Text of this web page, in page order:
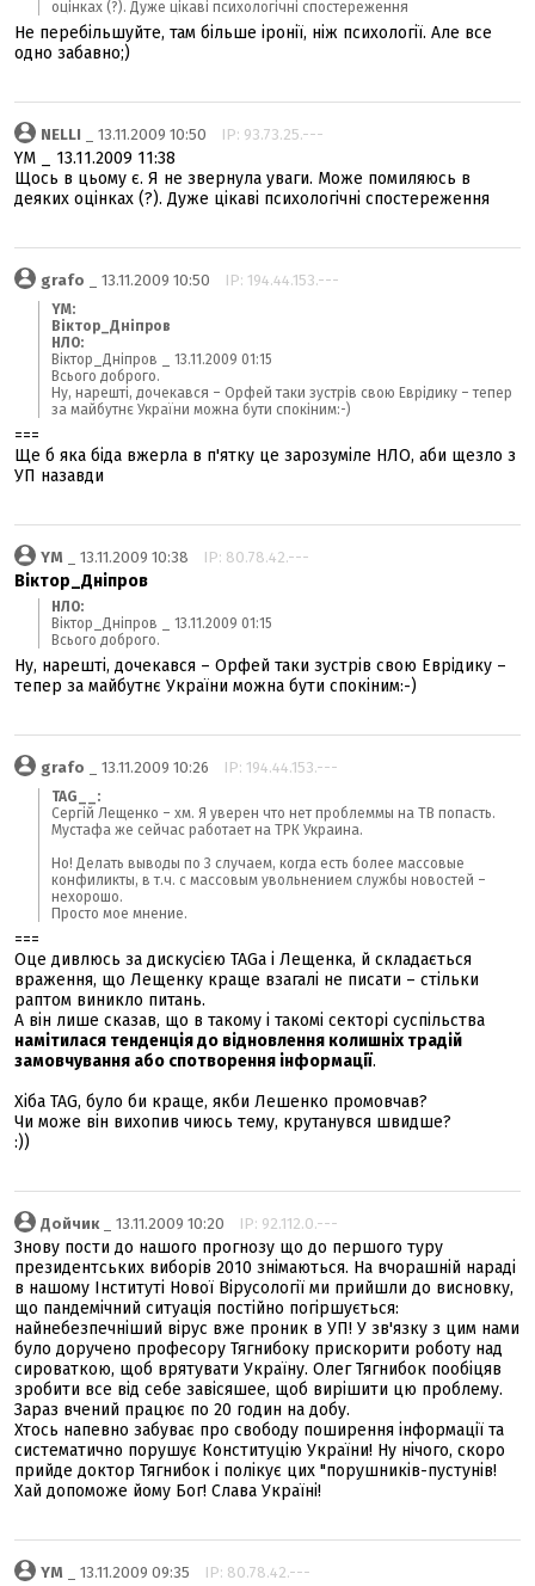
оцінках (?). Дуже цікаві психологічні спостереження
Не перебільшуйте, там більше іронії, ніж психології. Але все
одно забавно;)
NELLI _ 13.11.2009 10:50 IP: 93.73.25.---
YM _ 13.11.2009 11:38
Щось в цьому є. Я не звернула уваги. Може помиляюсь в
деяких оцінках (?). Дуже цікаві психологічні спостереження
grafo _ 13.11.2009 10:50 IP: 194.44.153.---
YM:
Віктор_Дніпров
НЛО:
Віктор_Дніпров _ 13.11.2009 01:15
Всього доброго.
Ну, нарешті, дочекався – Орфей таки зустрів свою Еврідику – тепер
за майбутнє України можна бути спокіним:-)
===
Ще б яка біда вжерла в п'ятку це зарозуміле НЛО, аби щезло з
УП назавди
YM _ 13.11.2009 10:38 IP: 80.78.42.---
Віктор_Дніпров
НЛО:
Віктор_Дніпров _ 13.11.2009 01:15
Всього доброго.
Ну, нарешті, дочекався – Орфей таки зустрів свою Еврідику –
тепер за майбутнє України можна бути спокіним:-)
grafo _ 13.11.2009 10:26 IP: 194.44.153.---
TAG__:
Сергій Лещенко – хм. Я уверен что нет проблеммы на ТВ попасть.
Мустафа же сейчас работает на ТРК Украина.
Но! Делать выводы по 3 случаем, когда есть более массовые
конфиликты, в т.ч. с массовым увольнением службы новостей –
нехорошо.
Просто мое мнение.
===
Оце дивлюсь за дискусією TAGа і Лещенка, й складається
враження, що Лещенку краще взагалі не писати – стільки
раптом виникло питань.
А він лише сказав, що в такому і такомі секторі суспільства
намітилася тенденція до відновлення колишніх традій
замовчування або спотворення інформації.
Хіба TAG, було би краще, якби Лешенко промовчав?
Чи може він вихопив чиюсь тему, крутанувся швидше?
:))
Дойчик_ 13.11.2009 10:20 IP: 92.112.0.---
Знову пости до нашого прогнозу що до першого туру
президентських виборів 2010 знімаються. На вчорашній нараді
в нашому Інституті Нової Вірусології ми прийшли до висновку,
що пандемічний ситуація постійно погіршується:
найнебезпечніший вірус вже проник в УП! У зв'язку з цим нами
було доручено професору Тягнибоку прискорити роботу над
сироваткою, щоб врятувати Україну. Олег Тягнибок пообіцяв
зробити все від себе завісяшее, щоб вирішити цю проблему.
Зараз вчений працює по 20 годин на добу.
Хтось напевно забуває про свободу поширення інформації та
систематично порушує Конституцію України! Ну нічого, скоро
прийде доктор Тягнибок і полікує цих "порушників-пустунів!
Хай допоможе йому Бог! Слава Україні!
YM _ 13.11.2009 09:35 IP: 80.78.42.---